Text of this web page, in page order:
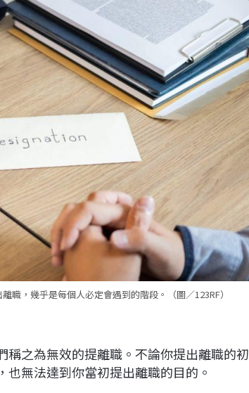
職，幾乎是每個人必定會遇到的階段。（圖／123RF）
之為無效的提離職。不論你提出離職的初
無法達到你當初提出離職的目的。